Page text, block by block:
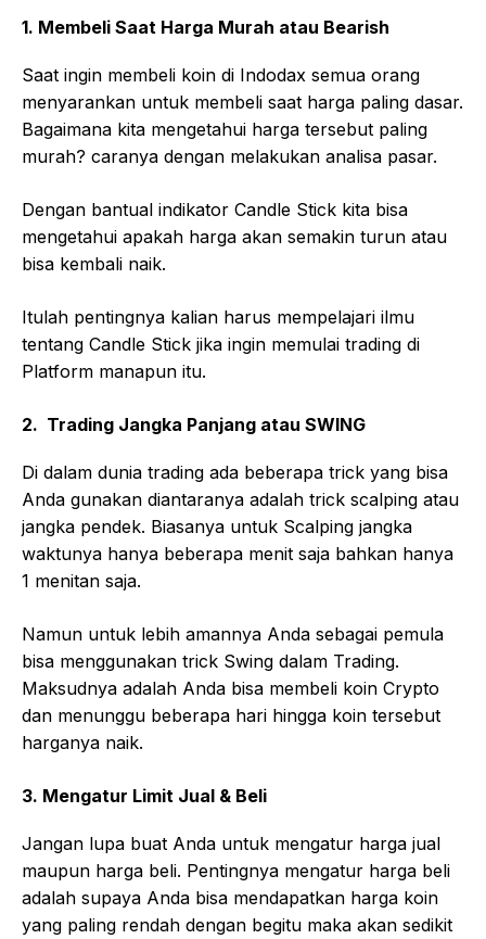
1. Membeli Saat Harga Murah atau Bearish
Saat ingin membeli koin di Indodax semua orang
menyarankan untuk membeli saat harga paling dasar.
Bagaimana kita mengetahui harga tersebut paling
murah? caranya dengan melakukan analisa pasar.
Dengan bantual indikator Candle Stick kita bisa
mengetahui apakah harga akan semakin turun atau
bisa kembali naik.
Itulah pentingnya kalian harus mempelajari ilmu
tentang Candle Stick jika ingin memulai trading di
Platform manapun itu.
2. Trading Jangka Panjang atau SWING
Di dalam dunia trading ada beberapa trick yang bisa
Anda gunakan diantaranya adalah trick scalping atau
jangka pendek. Biasanya untuk Scalping jangka
waktunya hanya beberapa menit saja bahkan hanya
1 menitan saja.
Namun untuk lebih amannya Anda sebagai pemula
bisa menggunakan trick Swing dalam Trading.
Maksudnya adalah Anda bisa membeli koin Crypto
dan menunggu beberapa hari hingga koin tersebut
harganya naik.
3. Mengatur Limit Jual & Beli
Jangan lupa buat Anda untuk mengatur harga jual
maupun harga beli. Pentingnya mengatur harga beli
adalah supaya Anda bisa mendapatkan harga koin
yang paling rendah dengan begitu maka akan sedikit